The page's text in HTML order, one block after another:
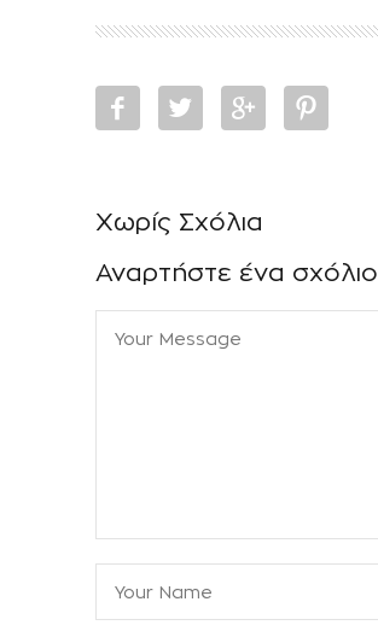
Χωρίς Σχόλια
Αναρτήστε ένα σχόλιο